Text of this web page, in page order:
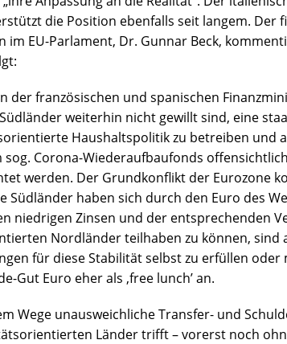
die Position ebenfalls seit langem. Der
im EU-Parlament, Dr. Gunnar Beck,
der französischen und spanischen
weiterhin nicht gewillt sind, eine
Haushaltspolitik zu betreiben und
sog. Corona-Wiederaufbaufonds
werden. Der Grundkonflikt der Eurozone
Südländer haben sich durch den Euro des
niedrigen Zinsen und der entsprechenden
Nordländer teilhaben zu können, sind
für diese Stabilität selbst zu erfüllen
Gut Euro eher als ,free lunch’ an.
Wege unausweichliche Transfer- und
Länder trifft – vorerst noch